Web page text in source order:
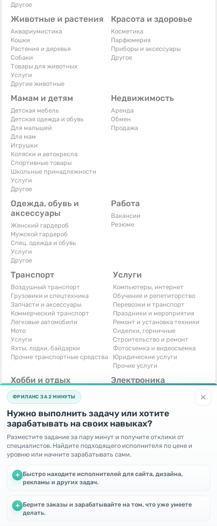
Другое
Животные и растения
Аквариумистика
Кошки
Растения и деревья
Собаки
Товары для животных
Услуги
Другие животные
Красота и здоровье
Косметика
Парфюмерия
Приборы и аксессуары
Другое
Мамам и детям
Детская мебель
Детская одежда и обувь
Для малышей
Для мам
Игрушки
Коляски и автокресла
Спортивные товары
Школьные принадлежности
Услуги
Другое
Недвижимость
Аренда
Обмен
Продажа
Одежда, обувь и
аксессуары
Женский гардероб
Мужской гардероб
Спец. одежда и обувь
Услуги
Другое
Работа
Вакансии
Резюме
Транспорт
Воздушный транспорт
Грузовики и спецтехника
Запчасти и аксессуары
Коммерческий транспорт
Легковые автомобили
Мото
Услуги
Яхты, лодки, байдарки
Прочие транспортные средства
Услуги
Компьютеры, интернет
Обучение и репетиторство
Перевозки и транспорт
Праздники и мероприятия
Ремонт и установка техники
Сиделки, горничные
Строительство и ремонт
Фотосъемка и видеосъемка
Юридические услуги
Прочие услуги
Хобби и отдых
Книги и журналы
Музыкальные инструменты
Охота и рыбалка
Спорт и отдых
Другое
Электроника
Приставки и видеоигры
Телефоны и связь
Услуги
Фотоаппараты
Другое
Для бизнеса
Готовый бизнес
Другое
×
ФРИЛАНС ЗА 2 МИНУТЫ
Нужно выполнить задачу или хотите
зарабатывать на своих навыках?
Разместите задание за пару минут и получите отклики от
специалистов. Найдите подходящего исполнителя по цене и
уровню или начните зарабатывать сами.
+ Быстро находите исполнителей для сайта, дизайна,
рекламы и других задач.
+ Берите заказы и зарабатывайте на том, что уже умеете
делать.
Мы используем файлы cookie, чтобы улучшить работу и